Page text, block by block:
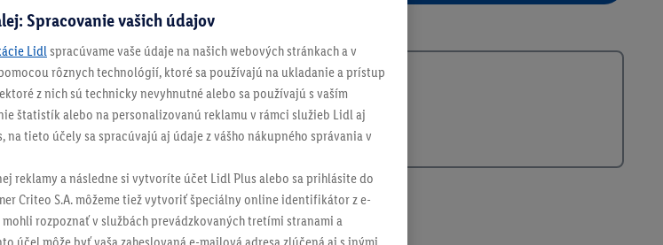
Číslo produktu:
Spracovanie vašich údajov
Lidl spracúvame vaše údaje na našich webových stránkach a v
rôznych technológií, ktoré sa používajú na ukladanie a prístup
z nich sú technicky nevyhnutné alebo sa používajú s vaším
štatistík alebo na personalizovanú reklamu v rámci služieb Lidl aj
tieto účely sa spracúvajú aj údaje z vášho nákupného správania v
reklamy a následne si vytvoríte účet Lidl Plus alebo sa prihlásite do
Criteo S.A. môžeme tiež vytvoriť špeciálny online identifikátor z e-
rozpoznať v službách prevádzkovaných tretími stranami a